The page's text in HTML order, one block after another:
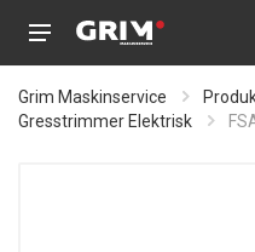
Grim Maskinservice
Gresstrimmer Elektrisk